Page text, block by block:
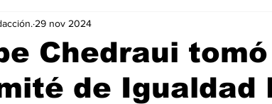
Salud
Chedraui
de Igualdad
29 nov 2024